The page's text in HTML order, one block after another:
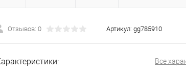
Отзывов: 0 Артикул: gg785910
Все